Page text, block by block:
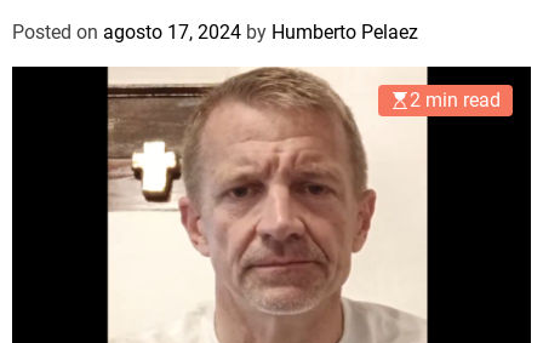
Posted on agosto 17, 2024 by Humberto Pelaez
2 min read